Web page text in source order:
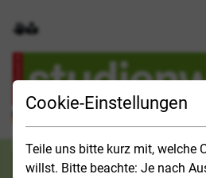
Cookie-Einstellungen
Teile uns bitte kurz mit, welche
willst. Bitte beachte: Je nach
Gebärdensprache
Leichte Sprache
Suchkategorie